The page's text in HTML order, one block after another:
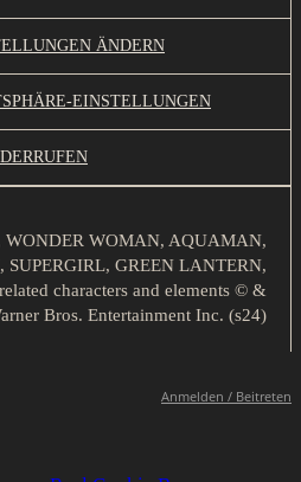
ÄNDERN
EINSTELLUNGEN
WONDER WOMAN, AQUAMAN,
SUPERGIRL, GREEN LANTERN,
characters and elements © &
Bros. Entertainment Inc. (s24)
Anmelden / Beitreten